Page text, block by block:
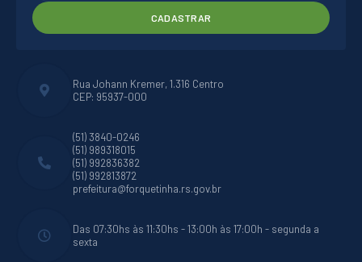
Rua Johann Kremer, 1.316 Centro
CEP: 95937-000
(51) 3840-0246
(51) 989318015
(51) 992836382
(51) 992813872
prefeitura@forquetinha.rs.gov.br
Das 07:30hs às 11:30hs - 13:00h às 17:00h - segunda a
sexta
CADASTRAR